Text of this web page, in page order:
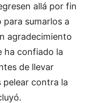
allá por fin
para sumarlos a
agradecimiento
ha confiado la
de llevar
pelear contra la